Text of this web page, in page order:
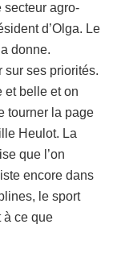
secteur agro-
d’Olga. Le
donne.
sur ses priorités.
et belle et on
tourner la page
Heulot. La
que l’on
encore dans
le sport
à ce que